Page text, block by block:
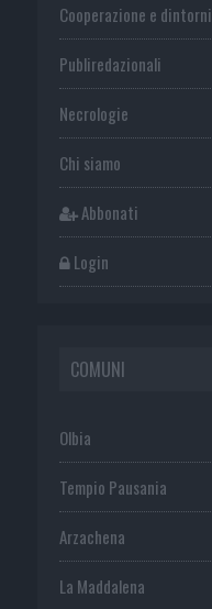
Cooperazione e dintorni
Publiredazionali
Necrologie
Chi siamo
Abbonati
Login
COMUNI
Olbia
Tempio Pausania
Arzachena
La Maddalena